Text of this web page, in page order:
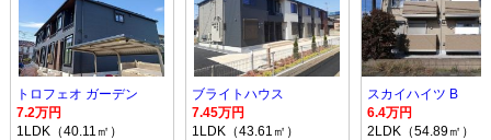
トロフェオ ガーデン
7.2万円
1LDK（40.11㎡）
ブライトハウス
7.45万円
1LDK（43.61㎡）
スカイハイツ B
6.4万円
2LDK（54.89㎡）